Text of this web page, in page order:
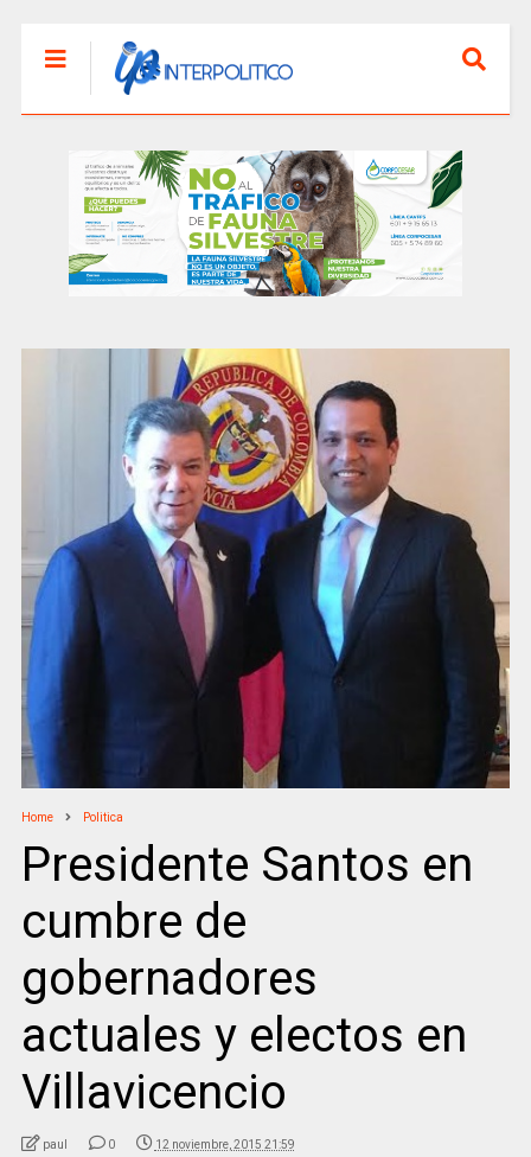
Home Politica
Presidente Santos en
cumbre de
gobernadores
actuales y electos en
Villavicencio
paul 0 12 noviembre, 2015 21:59